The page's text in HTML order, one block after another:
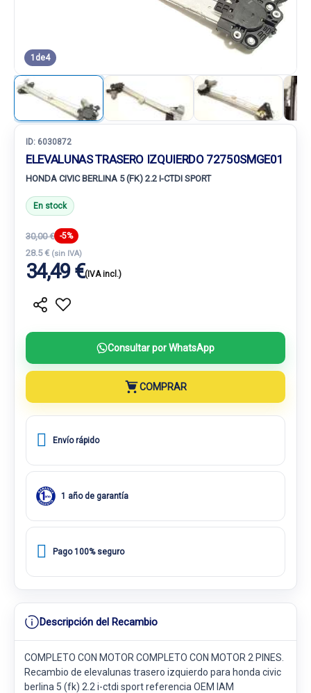
1 de4
ID: 6030872
ELEVALUNAS TRASERO IZQUIERDO 72750SMGE01
HONDA CIVIC BERLINA 5 (FK) 2.2 I-CTDI SPORT
En stock
30,00 € -5%
28.5 € (sin IVA)
34,49 €(IVA incl.)
Consultar por WhatsApp
COMPRAR
Envío rápido
1 año de garantía
Pago 100% seguro
Descripción del Recambio
COMPLETO CON MOTOR COMPLETO CON MOTOR 2 PINES.
Recambio de elevalunas trasero izquierdo para honda civic
berlina 5 (fk) 2.2 i-ctdi sport referencia OEM IAM